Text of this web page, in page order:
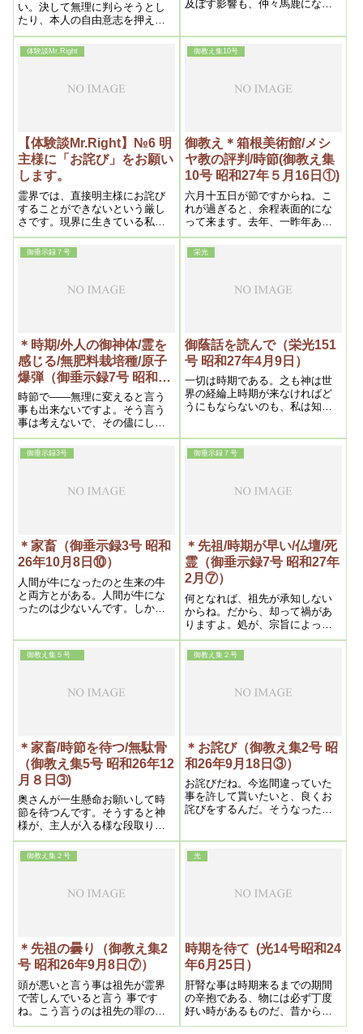
い。決して無理に判らそうとし
たり、本人の自由意志を押えつ
けたりしてはいけない。信仰は
或程度霊の曇りが除れぬと入れ
ぬものである。 浄霊は、特に
きではない。
及ぼす影響も、仲々馬鹿になら
体験談Mr.Right
【体験談Mr.Right】№6 明
主様に「お詫び」をお願い
します。
霊界では、直接明主様にお詫び
することができないという厳し
さです。現界に生きている私た
ちは、御尊影を拝しながら、さ
まざまな願い事や、ご報告をさ
せていただいていますが、少し
省心を持つことができました。
御教え集10号
御教え＊箱根美術館/メシ
ヤ教の評判/時節(御教え集
10号 昭和27年５月16日①)
六月十五日が節ですからね。こ
れが過ぎると、余程表面的にな
って来ます。去年、一昨年あた
りを省みると、随分メシヤ教と
いうものを、世間で見る目が違
って来た様です。これはまあ時
ですね。美術館が評判になると
たのが、今度は反対に「大変な
ものだ」「今迄の見方を変えな
ければならない」という様な事
になると思います。宣伝も非常
にし良くなる訳ですね
御垂示録７号
＊時期/外人の御神体/霊を
感じる/無肥料栽培種/原子
爆弾（御垂示録7号 昭和27
年2月⑧）
時節で――無理に変えると言う
事も出来ないですよ。そう言う
事は考えないで、その儘にして
置きなさい。変えなければなら
ない様な時には、神様が変える
様な手段をとってくれますから
栄光
御蔭話を読んで（栄光151
号 昭和27年4月9日）
一切は時期である。之も神は世
界の経綸上時期が来なければど
うにもならないのも、私は知ら
選ばれ、其大任を委せ給うたの
である。従って私は病理の本源
も与えられたのである
御垂示録3号
＊家畜（御垂示録3号 昭和
26年10月8日⑩）
人間が牛になったのと生来の牛
と両方とがある。人間が牛にな
ったのは少ないんです。しか
む事になる。そうしてやれば両
御垂示録７号
＊先祖/時期が早い/仏壇/死
霊（御垂示録7号 昭和27年
2月⑦）
何となれば、祖先が承知しない
からね。だから、却って禍があ
りますよ。処が、宗旨によって
は――お寺がつぶれちゃったと
か、お寺が遠くなったと言う場
合に、止むを得ず変わる場合が
祖先が霊界が異っちゃうと、そ
御教え集５号
＊家畜/時節を待つ/無駄骨
（御教え集5号 昭和26年12
月８日➂)
奥さんが一生懸命お願いして時
節を待つんです。そうすると神
様が、主人が入る様な段取りに
してくれます。それより仕方が
ないですね。
御教え集２号
＊お詫び（御教え集2号 昭
和26年9月18日③）
お詫びだね。今迄間違っていた
事を許して貰いたいと、良くお
詫びをするんだ。そうなった
て、間違った事を心から悔い改
めたから、祖霊さんに承知する
御教え集２号
＊先祖の曇り（御教え集2
号 昭和26年9月8日⑦）
頭が悪いと言う事は祖先が霊界
で苦しんでいると言う 事です
ね。こう言うのは祖先の罪のメ
グリですね。それが頭に来ま
光
時期を待て (光14号昭和24
年6月25日）
肝腎な事は時期来るまでの期間
の辛抱である、物には必ず丁度
好い時があるものだ、昔から
「待てば海路の日和あり」とか